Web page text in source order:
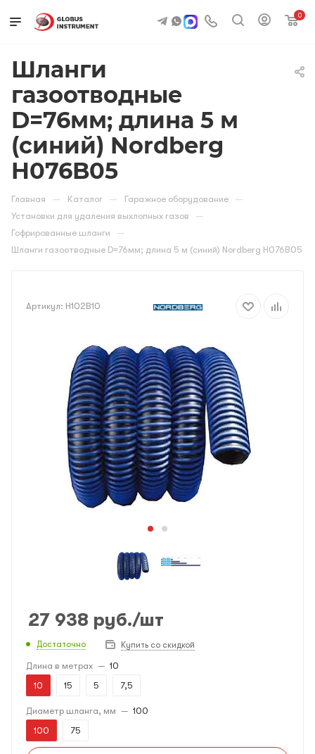
0
Шланги
газоотводные
D=76мм; длина 5 м
(синий) Nordberg
H076B05
Главная — Каталог — Гаражное оборудование —
Установки для удаления выхлопных газов —
Гофрированные шланги —
Шланги газоотводные D=76мм; длина 5 м (синий) Nordberg H076B05
Артикул: H102B10
27 938 руб./шт
Достаточно Купить со скидкой
Длина в метрах — 10
10
15 5 7,5
Диаметр шланга, мм — 100
100
75